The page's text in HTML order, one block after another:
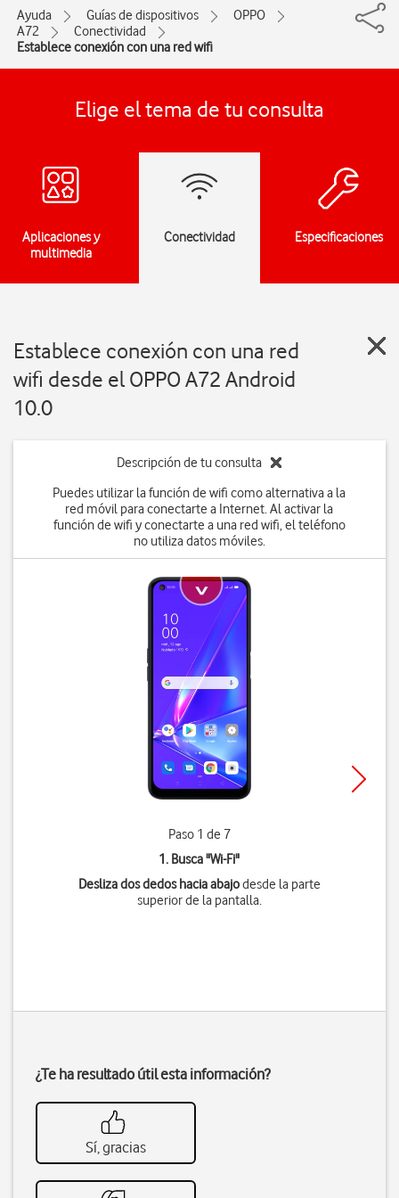
Ayuda Guías de dispositivos
OPPO
A72
Conectividad
Establece conexión con una red wifi
Elige el tema de tu consulta
Aplicaciones y
multimedia
Conectividad Especificaciones
Establece conexión con una red
wifi desde el OPPO A72 Android
10.0
Descripción de tu consulta
Puedes utilizar la función de wifi como alternativa a la
red móvil para conectarte a Internet. Al activar la
función de wifi y conectarte a una red wifi, el teléfono
no utiliza datos móviles.
Paso 1 de 7
1. Busca "Wi-Fi"
Desliza dos dedos hacia abajodesde la parte
superior de la pantalla.
¿Te ha resultado útil esta información?
Sí, gracias